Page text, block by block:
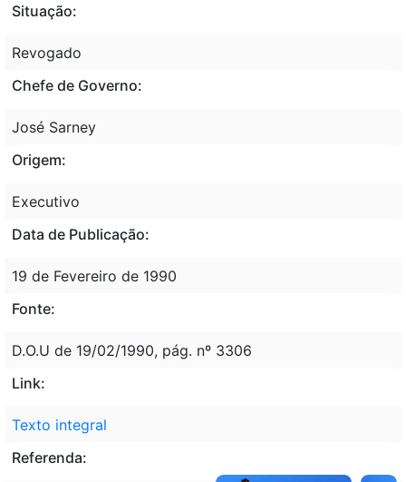
Situação:
Revogado
Chefe de Governo:
José Sarney
Origem:
Executivo
Data de Publicação:
19 de Fevereiro de 1990
Fonte:
D.O.U de 19/02/1990, pág. nº 3306
Link:
Texto integral
Referenda: